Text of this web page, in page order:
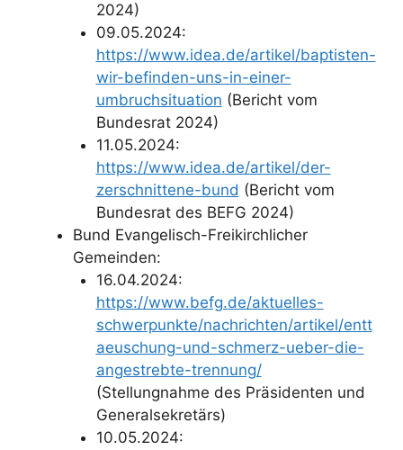
2024)
09.05.2024:
https://www.idea.de/artikel/baptisten-
wir-befinden-uns-in-einer-
umbruchsituation (Bericht vom
Bundesrat 2024)
11.05.2024:
https://www.idea.de/artikel/der-
zerschnittene-bund (Bericht vom
Bundesrat des BEFG 2024)
Bund Evangelisch-Freikirchlicher
Gemeinden:
16.04.2024:
https://www.befg.de/aktuelles-
schwerpunkte/nachrichten/artikel/entt
aeuschung-und-schmerz-ueber-die-
angestrebte-trennung/
(Stellungnahme des Präsidenten und
Generalsekretärs)
10.05.2024: